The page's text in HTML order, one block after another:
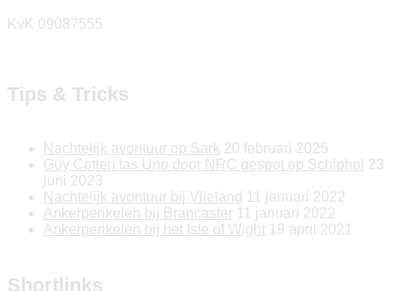
KvK 09087555
Tips & Tricks
Nachtelijk avontuur op Sark 20 februari 2025
Guy Cotten tas Uno door NRC gespot op Schiphol 23
juni 2023
Nachtelijk avontuur bij Vlieland 11 januari 2022
Ankerperikelen bij Brancaster 11 januari 2022
Ankerperikelen bij het Isle of Wight 19 april 2021
Shortlinks